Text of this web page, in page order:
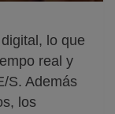
lo que
real y
S. Además
los